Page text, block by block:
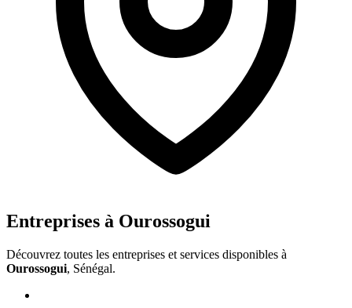
Entreprises à Ourossogui
Découvrez toutes les entreprises et services disponibles à
Ourossogui, Sénégal.